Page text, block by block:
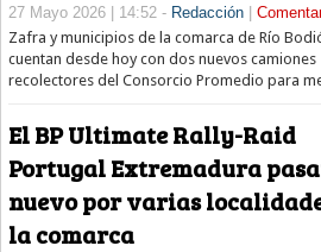
27 Mayo 2026 | 14:52 - Redacción|
Zafra y municipios de la comarca de Río
cuentan desde hoy con dos nuevos camiones
recolectores del Consorcio Promedio para
El BP Ultimate Rally-Raid
Portugal Extremadura
nuevo por varias
la comarca